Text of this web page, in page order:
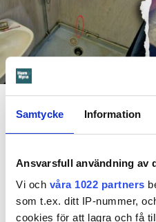
Samtycke Information
Ansvarsfull användning av
Vi och våra 1022 partners
som t.ex. ditt IP-nummer,
cookies för att lagra och få
En inspektion visade att vatten under en
Hyresgästen har bott i
1995 men måste nu flytta
i hyresnämnden och i